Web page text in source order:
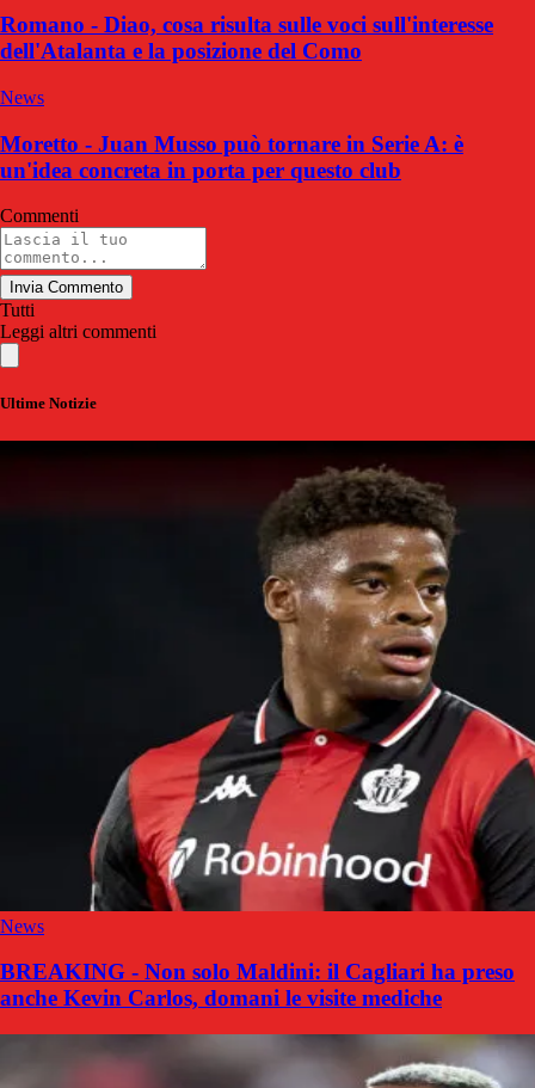
Romano - Diao, cosa risulta sulle voci sull'interesse
dell'Atalanta e la posizione del Como
News
Moretto - Juan Musso può tornare in Serie A: è
un'idea concreta in porta per questo club
Commenti
Invia Commento
Tutti
Leggi altri commenti
Ultime Notizie
News
BREAKING - Non solo Maldini: il Cagliari ha preso
anche Kevin Carlos, domani le visite mediche